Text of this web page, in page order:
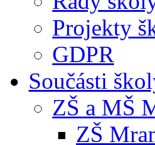
Projekty
GDPR
Součásti
ZŠ a MŠ
ZŠ